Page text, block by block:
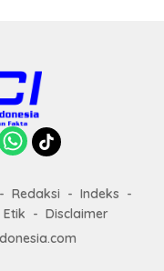
Redaksi
Indeks
Disclaimer